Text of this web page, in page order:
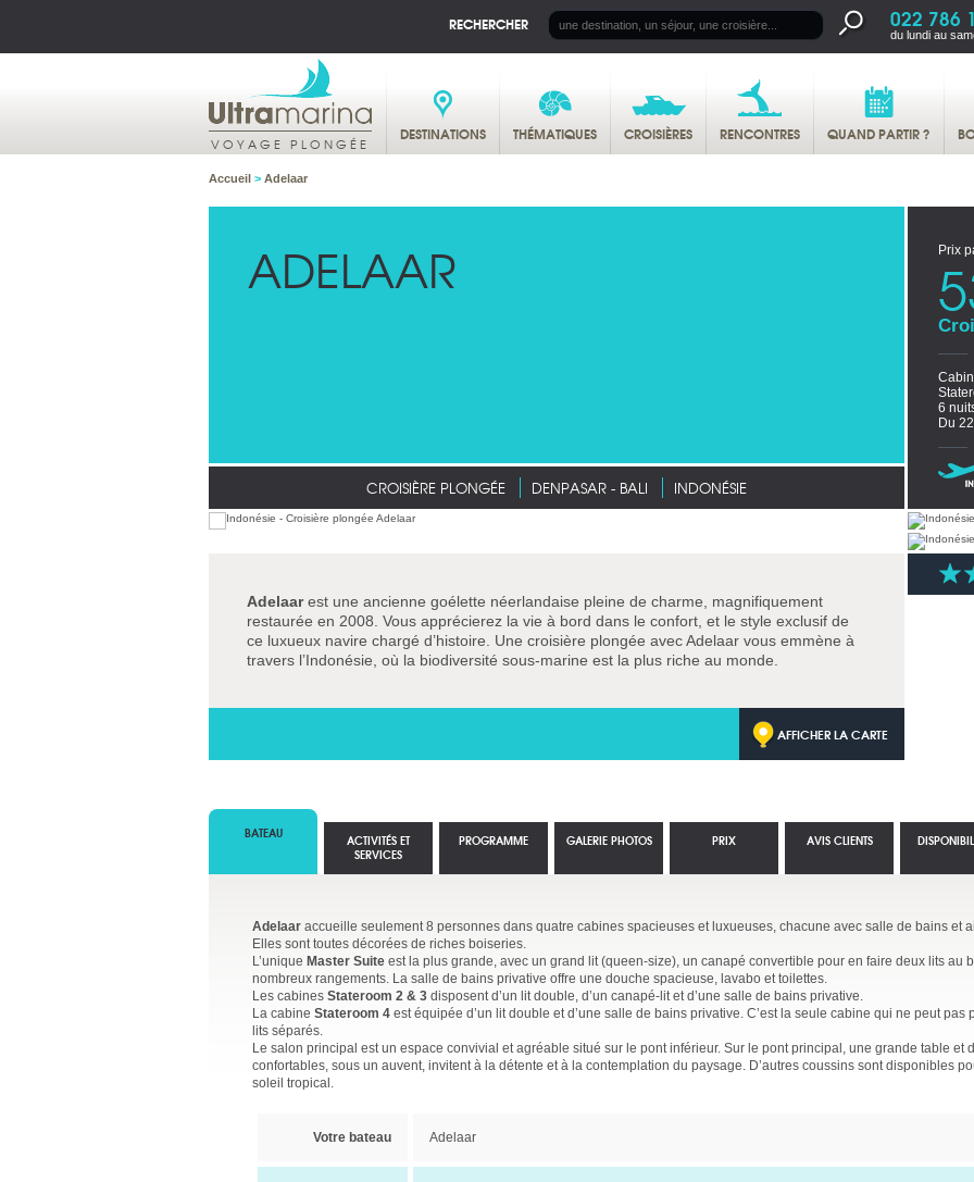
RECHERCHER 022 786
du lundi au
VOYAGE PLONGÉE DESTINATIONS THÉMATIQUES CROISIÈRES RENCONTRES QUAND PARTIR ?
Accueil > Adelaar
ADELAAR
CROISIÈRE PLONGÉE DENPASAR - BALI INDONÉSIE
Prix
6
Du
Adelaarest une ancienne goélette néerlandaise pleine de charme, magnifiquement
restaurée en 2008. Vous apprécierez la vie à bord dans le confort, et le style exclusif de
ce luxueux navire chargé d’histoire. Une croisière plongée avec Adelaar vous emmène à
travers l’Indonésie, où la biodiversité sous-marine est la plus riche au monde.
AFFICHER LA CARTE
BATEAU
Adelaar accueille seulement 8 personnes dans quatre cabines spacieuses et luxueuses, chacune avec salle de bains et
Elles sont toutes décorées de riches boiseries.
L’unique Master Suite est la plus grande, avec un grand lit (queen-size), un canapé convertible pour en faire deux lits au
nombreux rangements. La salle de bains privative offre une douche spacieuse, lavabo et toilettes.
Les cabines Stateroom 2 & 3 disposent d’un lit double, d’un canapé-lit et d’une salle de bains privative.
La cabine Stateroom 4 est équipée d’un lit double et d’une salle de bains privative. C’est la seule cabine qui ne peut pas
lits séparés.
Le salon principal est un espace convivial et agréable situé sur le pont inférieur. Sur le pont principal, une grande table et
confortables, sous un auvent, invitent à la détente et à la contemplation du paysage. D’autres coussins sont disponibles
soleil tropical.
Votre bateau Adelaar
ACTIVITÉS ET
SERVICES
PROGRAMME GALERIE PHOTOS PRIX AVIS CLIENTS